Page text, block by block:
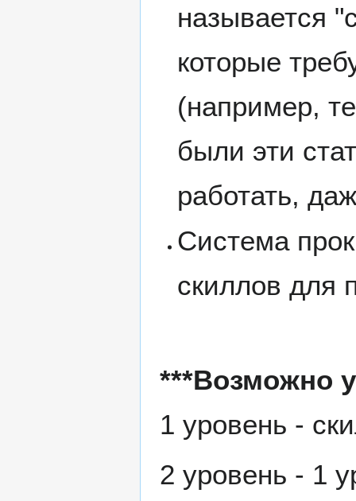
называется
которые
(например,
были эти
работать,
Система
скиллов
***Возможно
1 уровень -
2 уровень - 1